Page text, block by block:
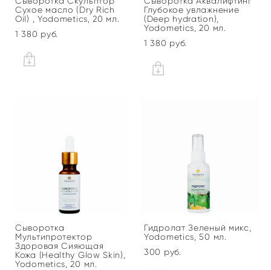
Сухое масло (Dry Rich
Oil) , Yodometics, 20 мл.
1 380 pуб.
Глубокое увлажнение
(Deep hydration),
Yodometics, 20 мл.
1 380 pуб.
Сыворотка
Мультипротектор
Здоровая Сияющая
Кожа (Healthy Glow Skin),
Yodometics, 20 мл.
Гидролат Зеленый микс,
Yodometics, 50 мл.
300 pуб.